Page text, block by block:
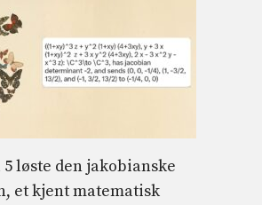
løste den jakobianske
et kjent matematisk